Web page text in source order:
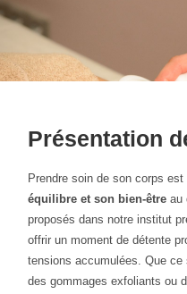
Présentation
Prendre soin de son corps
équilibre et son bien-être au
proposés dans notre institut
offrir un moment de détente
tensions accumulées. Que
des gommages exfoliants ou